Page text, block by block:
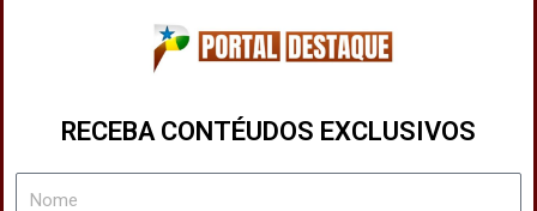
RECEBA CONTÉUDOS EXCLUSIVOS
Nome